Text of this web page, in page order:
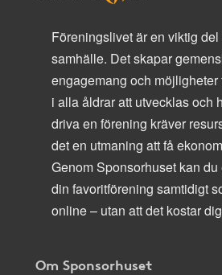
Föreningslivet är en viktig del
samhälle. Det skapar
engagemang och möjligheter
i alla åldrar att utvecklas och
driva en förening kräver
det en utmaning att få
Genom Sponsorhuset kan du
din favoritförening samtidigt
online – utan att det kostar
Om Sponsorhuset